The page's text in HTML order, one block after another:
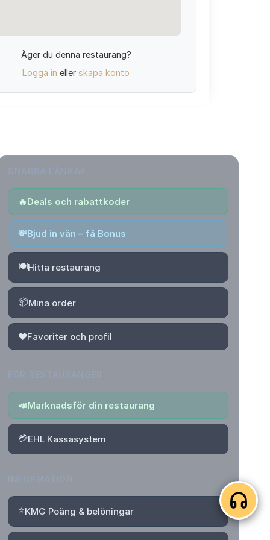
Äger du denna restaurang?
Logga in eller skapa konto
🔥Deals och rabattkoder
💸Bjud in vän – få Bonus
🍽️Hitta restaurang
📦Mina order
❤️Favoriter och profil
📣Marknadsför din restaurang
💳EHL Kassasystem
⭐KMG Poäng & belöningar